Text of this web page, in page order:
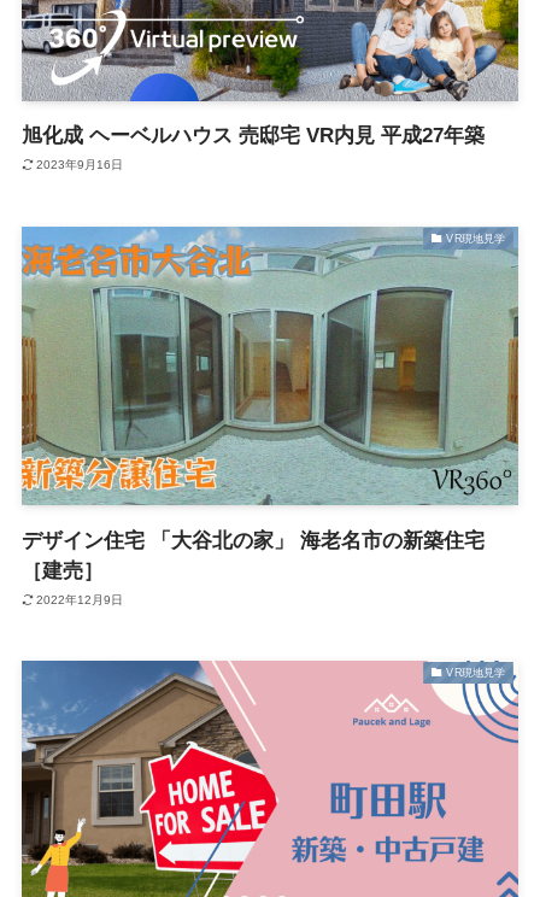
旭化成 ヘーベルハウス 売邸宅 VR内見 平成27年築
2023年9月16日
VR現地見学
デザイン住宅 「大谷北の家」 海老名市の新築住宅
［建売］
2022年12月9日
VR現地見学